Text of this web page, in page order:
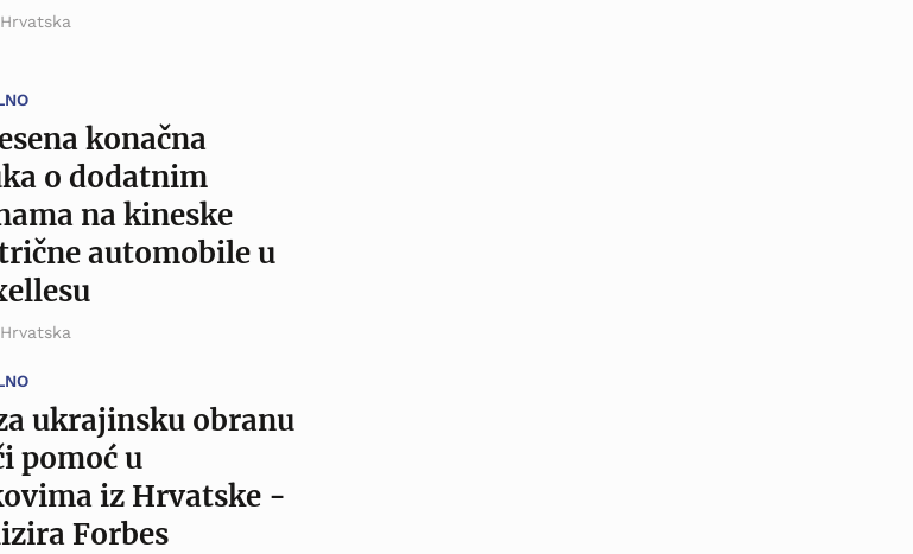
konačna
o dodatnim
na kineske
automobile u
ukrajinsku obranu
pomoć u
iz Hrvatske -
Forbes